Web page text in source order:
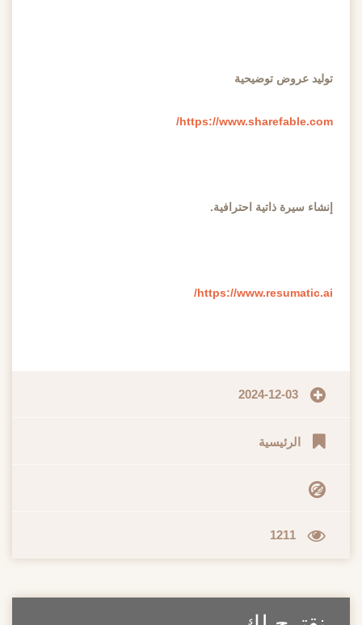
توليد عروض توضيحية
https://www.sharefable.com/
إنشاء سيرة ذاتية احترافية.
https://www.resumatic.ai/
2024-12-03
الرئيسية
1211